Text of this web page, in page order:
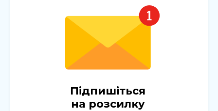
Підпишіться
на розсилку